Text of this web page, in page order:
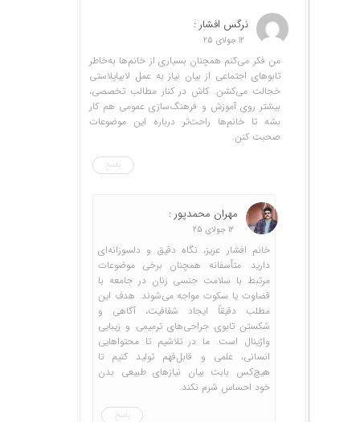
نرگس افشار :
12 جولای 25
من فکر می‌کنم همچنان بسیاری از خانم‌ها به‌خاطر
تابوهای اجتماعی از بیان نیاز به عمل لابیاپلاستی
خجالت می‌کشن. کاش در کنار مطالب تخصصی،
بیشتر روی آموزش و فرهنگ‌سازی عمومی هم کار
بشه تا خانم‌ها راحت‌تر درباره این موضوعات
صحبت کنن.
پاسخ
مهران محمدپور :
12 جولای 25
خانم افشار عزیز، نگاه دقیق و دلسوزانه‌ای
دارید. متأسفانه همچنان برخی موضوعات
مرتبط با سلامت جنسی زنان در جامعه با
قضاوت یا سکوت مواجه می‌شوند. هدف این
مطلب دقیقاً ایجاد شفافیت، آگاهی و
شکستن تابوی جراحی‌های ترمیمی و زیبایی
واژینال است. ما در تلاشیم تا محتواهایی
انسانی، علمی و قابل‌فهم تولید کنیم تا
هیچ‌کس بابت بیان نیازهای طبیعی بدن
خود احساس شرم نکند.
پاسخ